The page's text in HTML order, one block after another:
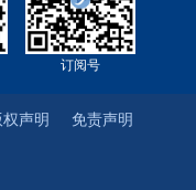
订阅号
免责声明
权声明